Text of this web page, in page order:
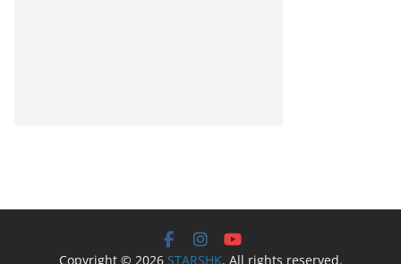
Copyright © 2026 STARSHK. All rights reserved.